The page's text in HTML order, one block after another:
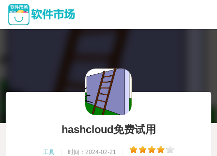
hashcloud免费试用
工具 时间：2024-02-21